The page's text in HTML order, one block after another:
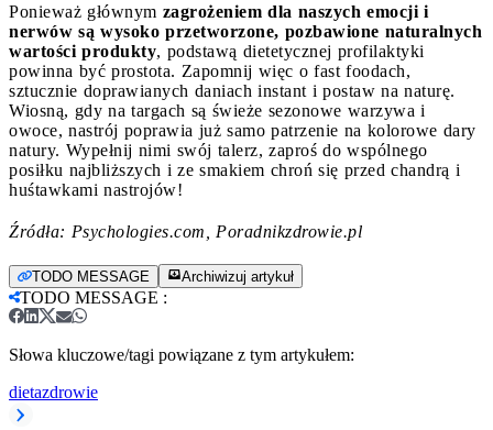
Ponieważ głównym zagrożeniem dla naszych emocji i
nerwów są wysoko przetworzone, pozbawione naturalnych
wartości produkty, podstawą dietetycznej profilaktyki
powinna być prostota. Zapomnij więc o fast foodach,
sztucznie doprawianych daniach instant i postaw na naturę.
Wiosną, gdy na targach są świeże sezonowe warzywa i
owoce, nastrój poprawia już samo patrzenie na kolorowe dary
natury. Wypełnij nimi swój talerz, zaproś do wspólnego
posiłku najbliższych i ze smakiem chroń się przed chandrą i
huśtawkami nastrojów!
Źródła: Psychologies.com, Poradnikzdrowie.pl
TODO MESSAGE Archiwizuj artykuł
TODO MESSAGE :
Słowa kluczowe/tagi powiązane z tym artykułem:
dietazdrowie